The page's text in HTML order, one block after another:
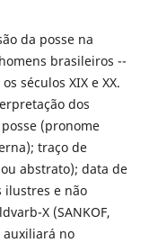
da posse na
brasileiros --
séculos XIX e XX.
dos
(pronome
traço de
abstrato); data de
ilustres e não
X (SANKOF,
auxiliará no